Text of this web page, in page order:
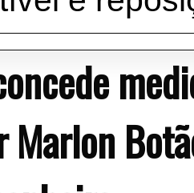
Marlon